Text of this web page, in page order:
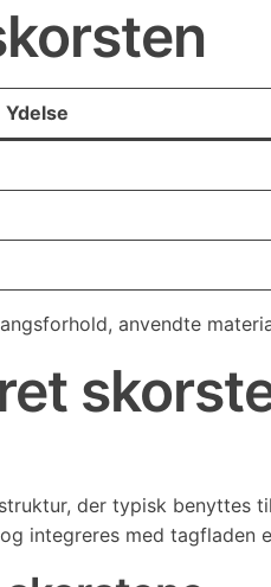
Ydelse
anvendte
der typisk
integreres med tagfladen